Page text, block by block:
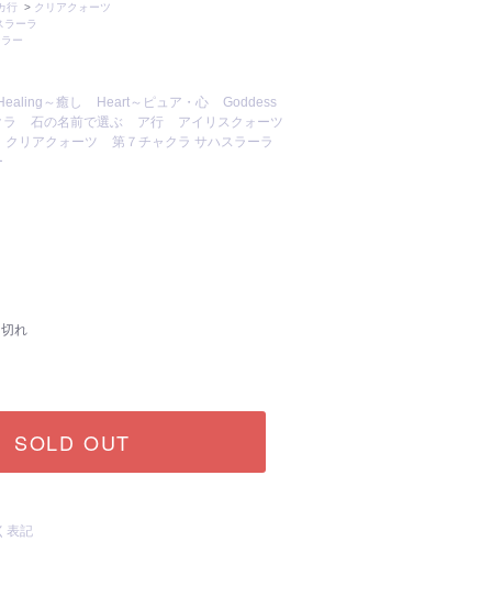
行 > クリアクォーツ
ラーラ
ー
～癒し Heart～ピュア・心
Goddess
石の名前で選ぶ ア行
アイリスクォーツ
クリアクォーツ
第７チャクラ サハスラーラ
れ
SOLD OUT
表記